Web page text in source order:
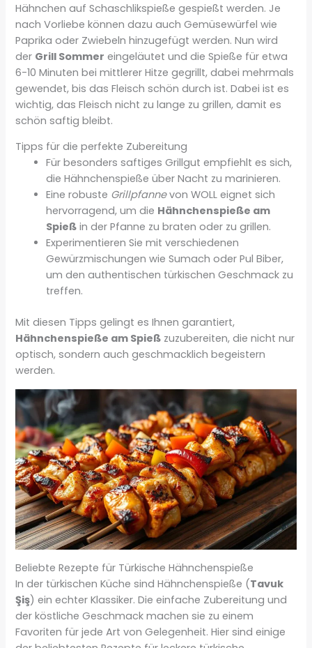
Hähnchen auf Schaschlikspieße gespießt werden. Je
nach Vorliebe können dazu auch Gemüsewürfel wie
Paprika oder Zwiebeln hinzugefügt werden. Nun wird
der Grill Sommer eingeläutet und die Spieße für etwa
6-10 Minuten bei mittlerer Hitze gegrillt, dabei mehrmals
gewendet, bis das Fleisch schön durch ist. Dabei ist es
wichtig, das Fleisch nicht zu lange zu grillen, damit es
schön saftig bleibt.
Tipps für die perfekte Zubereitung
Für besonders saftiges Grillgut empfiehlt es sich,
die Hähnchenspieße über Nacht zu marinieren.
Eine robuste Grillpfannevon WOLL eignet sich
hervorragend, um die Hähnchenspieße am
Spieß in der Pfanne zu braten oder zu grillen.
Experimentieren Sie mit verschiedenen
Gewürzmischungen wie Sumach oder Pul Biber,
um den authentischen türkischen Geschmack zu
treffen.
Mit diesen Tipps gelingt es Ihnen garantiert,
Hähnchenspieße am Spieß zuzubereiten, die nicht nur
optisch, sondern auch geschmacklich begeistern
werden.
Beliebte Rezepte für Türkische Hähnchenspieße
In der türkischen Küche sind Hähnchenspieße (Tavuk
Şiş) ein echter Klassiker. Die einfache Zubereitung und
der köstliche Geschmack machen sie zu einem
Favoriten für jede Art von Gelegenheit. Hier sind einige